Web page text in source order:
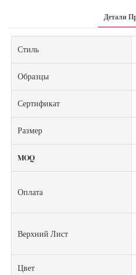
Детали
Стиль
Образцы
Сертификат
Размер
MOQ
Оплата
Верхний Лист
Цвет